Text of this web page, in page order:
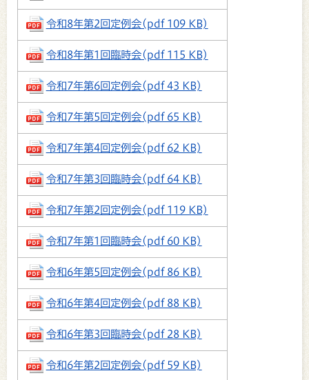
令和8年第2回定例会(pdf 109 KB)
令和8年第1回臨時会(pdf 115 KB)
令和7年第6回定例会(pdf 43 KB)
令和7年第5回定例会(pdf 65 KB)
令和7年第4回定例会(pdf 62 KB)
令和7年第3回臨時会(pdf 64 KB)
令和7年第2回定例会(pdf 119 KB)
令和7年第1回臨時会(pdf 60 KB)
令和6年第5回定例会(pdf 86 KB)
令和6年第4回定例会(pdf 88 KB)
令和6年第3回臨時会(pdf 28 KB)
令和6年第2回定例会(pdf 59 KB)